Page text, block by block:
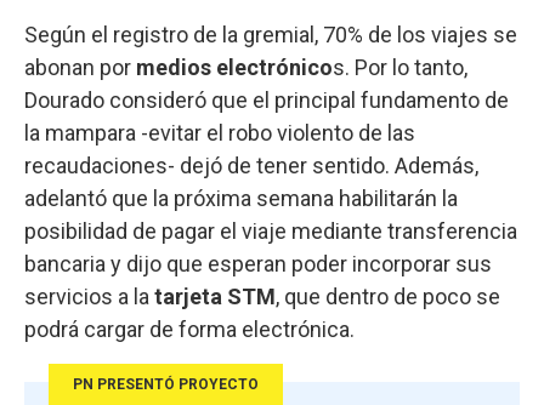
Según el registro de la gremial, 70% de los viajes se
abonan por medios electrónicos. Por lo tanto,
Dourado consideró que el principal fundamento de
la mampara -evitar el robo violento de las
recaudaciones- dejó de tener sentido. Además,
adelantó que la próxima semana habilitarán la
posibilidad de pagar el viaje mediante transferencia
bancaria y dijo que esperan poder incorporar sus
servicios a latarjeta STM, que dentro de poco se
podrá cargar de forma electrónica.
PN PRESENTÓ PROYECTO